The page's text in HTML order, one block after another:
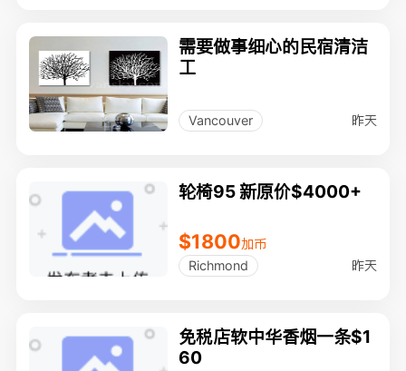
需要做事细心的民宿清洁
工
Vancouver 昨天
轮椅95 新原价$4000+
$1800加币
Richmond
昨天
免税店软中华香烟一条$1
60